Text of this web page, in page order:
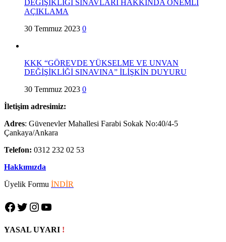
DEĞİŞİKLİĞİ SINAVLARI HAKKINDA ÖNEMLİ
AÇIKLAMA
30 Temmuz 2023 0
KKK “GÖREVDE YÜKSELME VE UNVAN
DEĞİŞİKLİĞİ SINAVINA” İLİŞKİN DUYURU
30 Temmuz 2023 0
İletişim adresimiz:
Adres: Güvenevler Mahallesi Farabi Sokak No:40/4-5
Çankaya/Ankara
Telefon: 0312 232 02 53
Hakkımızda
Üyelik Formu İNDİR
Facebook
Twitter
Instagram
YouTube
YASAL UYARI !